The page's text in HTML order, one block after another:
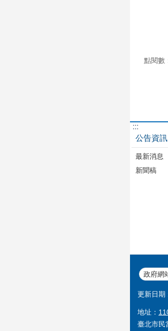
點閱數
:::
公告資訊
最新消息
新聞稿
政府網
更新日期
地址：
臺北市民